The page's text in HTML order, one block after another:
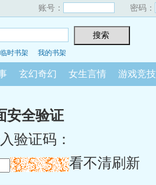
账号： 密码：
临时书架 我的书架
玄幻奇幻 女生言情 游戏竞技
安全验证
验证码：
看不清刷新